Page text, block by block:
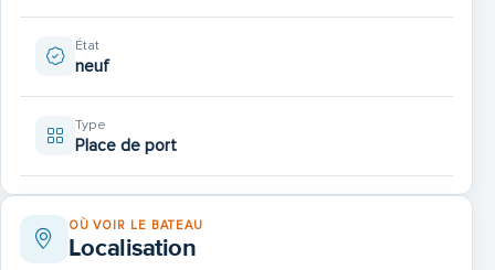
État
neuf
Type
Place de port
OÙ VOIR LE BATEAU
Localisation